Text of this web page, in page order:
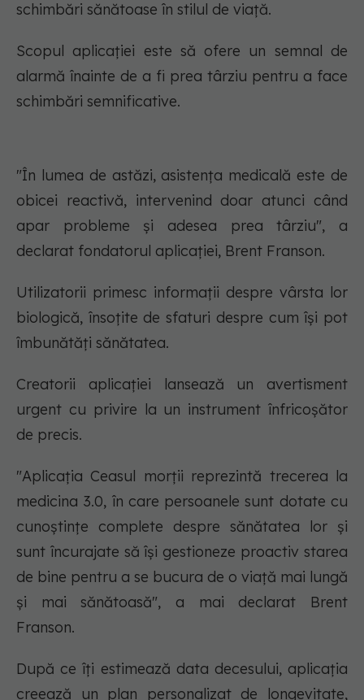
schimbări sănătoase în stilul de viață.
Scopul aplicației este să ofere un semnal de
alarmă înainte de a fi prea târziu pentru a face
schimbări semnificative.
"În lumea de astăzi, asistența medicală este de
obicei reactivă, intervenind doar atunci când
apar probleme și adesea prea târziu", a
declarat fondatorul aplicației, Brent Franson.
Utilizatorii primesc informații despre vârsta lor
biologică, însoțite de sfaturi despre cum își pot
îmbunătăți sănătatea.
Creatorii aplicației lansează un avertisment
urgent cu privire la un instrument înfricoșător
de precis.
"Aplicația Ceasul morții reprezintă trecerea la
medicina 3.0, în care persoanele sunt dotate cu
cunoștințe complete despre sănătatea lor și
sunt încurajate să își gestioneze proactiv starea
de bine pentru a se bucura de o viață mai lungă
și mai sănătoasă", a mai declarat Brent
Franson.
După ce îți estimează data decesului, aplicația
creează un plan personalizat de longevitate,